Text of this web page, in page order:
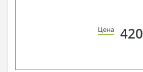
Цена 420